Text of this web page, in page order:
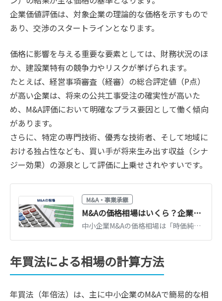
企業価値評価は、対象企業の理論的な価格を示すもので
あり、交渉のスタートラインとなります。
価格に影響を与える重要な要素としては、財務状況のほ
か、建設業特有の競争力やリスクが挙げられます。
たとえば、経営事項審査（経審）の総合評定値（P点）
が高い企業は、将来の公共工事受注の確実性が高いた
め、M&A評価において明確なプラス要因として働く傾向
があります。
さらに、特定の専門技術、優秀な技術者、そして地域に
おける独占性なども、買い手が将来生み出す収益（シナ
ジー効果）の源泉として評価に上乗せされやすいです。
M&A・事業承継
M&Aの価格相場はいくら？企業価値の算定方法と価格を高めるポイント
中小企業M&Aの価格相場は「時価純資産＋営業利益2〜5年分」が目安です。企業価値算定の3つの方法、業種・規模別の相場観、売却価格を高めるポイントを解説します。
年買法による相場の計算方法
年買法（年倍法）は、主に中小企業のM&Aで簡易的な相